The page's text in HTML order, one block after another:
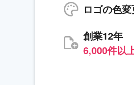
ロゴの色
創業12年
6,000件以